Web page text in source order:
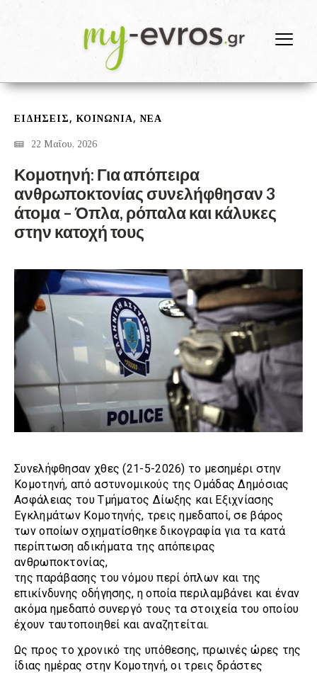
ΕΙΔΗΣΕΙΣ ,ΚΟΙΝΩΝΙΑ, ΝΕΑ
22 Μαΐου, 2026
Κομοτηνή: Για απόπειρα
ανθρωποκτονίας συνελήφθησαν 3
άτομα – Όπλα, ρόπαλα και κάλυκες
στην κατοχή τους
Συνελήφθησαν χθες (21-5-2026) το μεσημέρι στην
Κομοτηνή, από αστυνομικούς της Ομάδας Δημόσιας
Ασφάλειας του Τμήματος Δίωξης και Εξιχνίασης
Εγκλημάτων Κομοτηνής, τρεις ημεδαποί, σε βάρος
των οποίων σχηματίσθηκε δικογραφία για τα κατά
περίπτωση αδικήματα της απόπειρας
ανθρωποκτονίας,
της παράβασης του νόμου περί όπλων και της
επικίνδυνης οδήγησης, η οποία περιλαμβάνει και έναν
ακόμα ημεδαπό συνεργό τους τα στοιχεία του οποίου
έχουν ταυτοποιηθεί και αναζητείται.
Ως προς το χρονικό της υπόθεσης, πρωινές ώρες της
ίδιας ημέρας στην Κομοτηνή, οι τρεις δράστες